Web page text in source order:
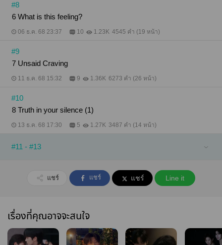
#8
6 What is this feeling?
06 ธ.ค. 68 23:37 10 1.23K 4545 คำ (19 หน้า)
#9
7 Unsaid Craving
11 ธ.ค. 68 15:32 9 1.36K 6273 คำ (26 หน้า)
#10
8 Truth in your silence (1)
13 ธ.ค. 68 17:30 5 1.27K 3487 คำ (14 หน้า)
#11 - #13
แชร์ แชร์ แชร์ Line it
เรื่องที่คุณอาจจะสนใจ